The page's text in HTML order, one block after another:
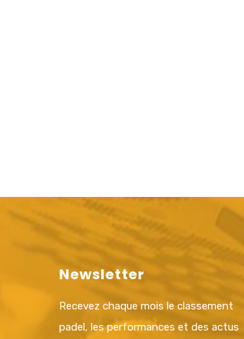
Newsletter
Recevez chaque mois le classement
padel, les performances et des actus